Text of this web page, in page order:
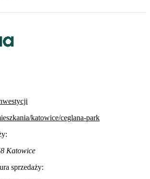
katowice/ceglana-park
Katowice
sprzedaży: